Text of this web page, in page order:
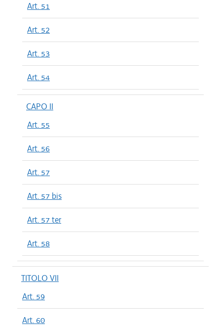
Art. 51
Art. 52
Art. 53
Art. 54
CAPO II
Art. 55
Art. 56
Art. 57
Art. 57 bis
Art. 57 ter
Art. 58
TITOLO VII
Art. 59
Art. 60